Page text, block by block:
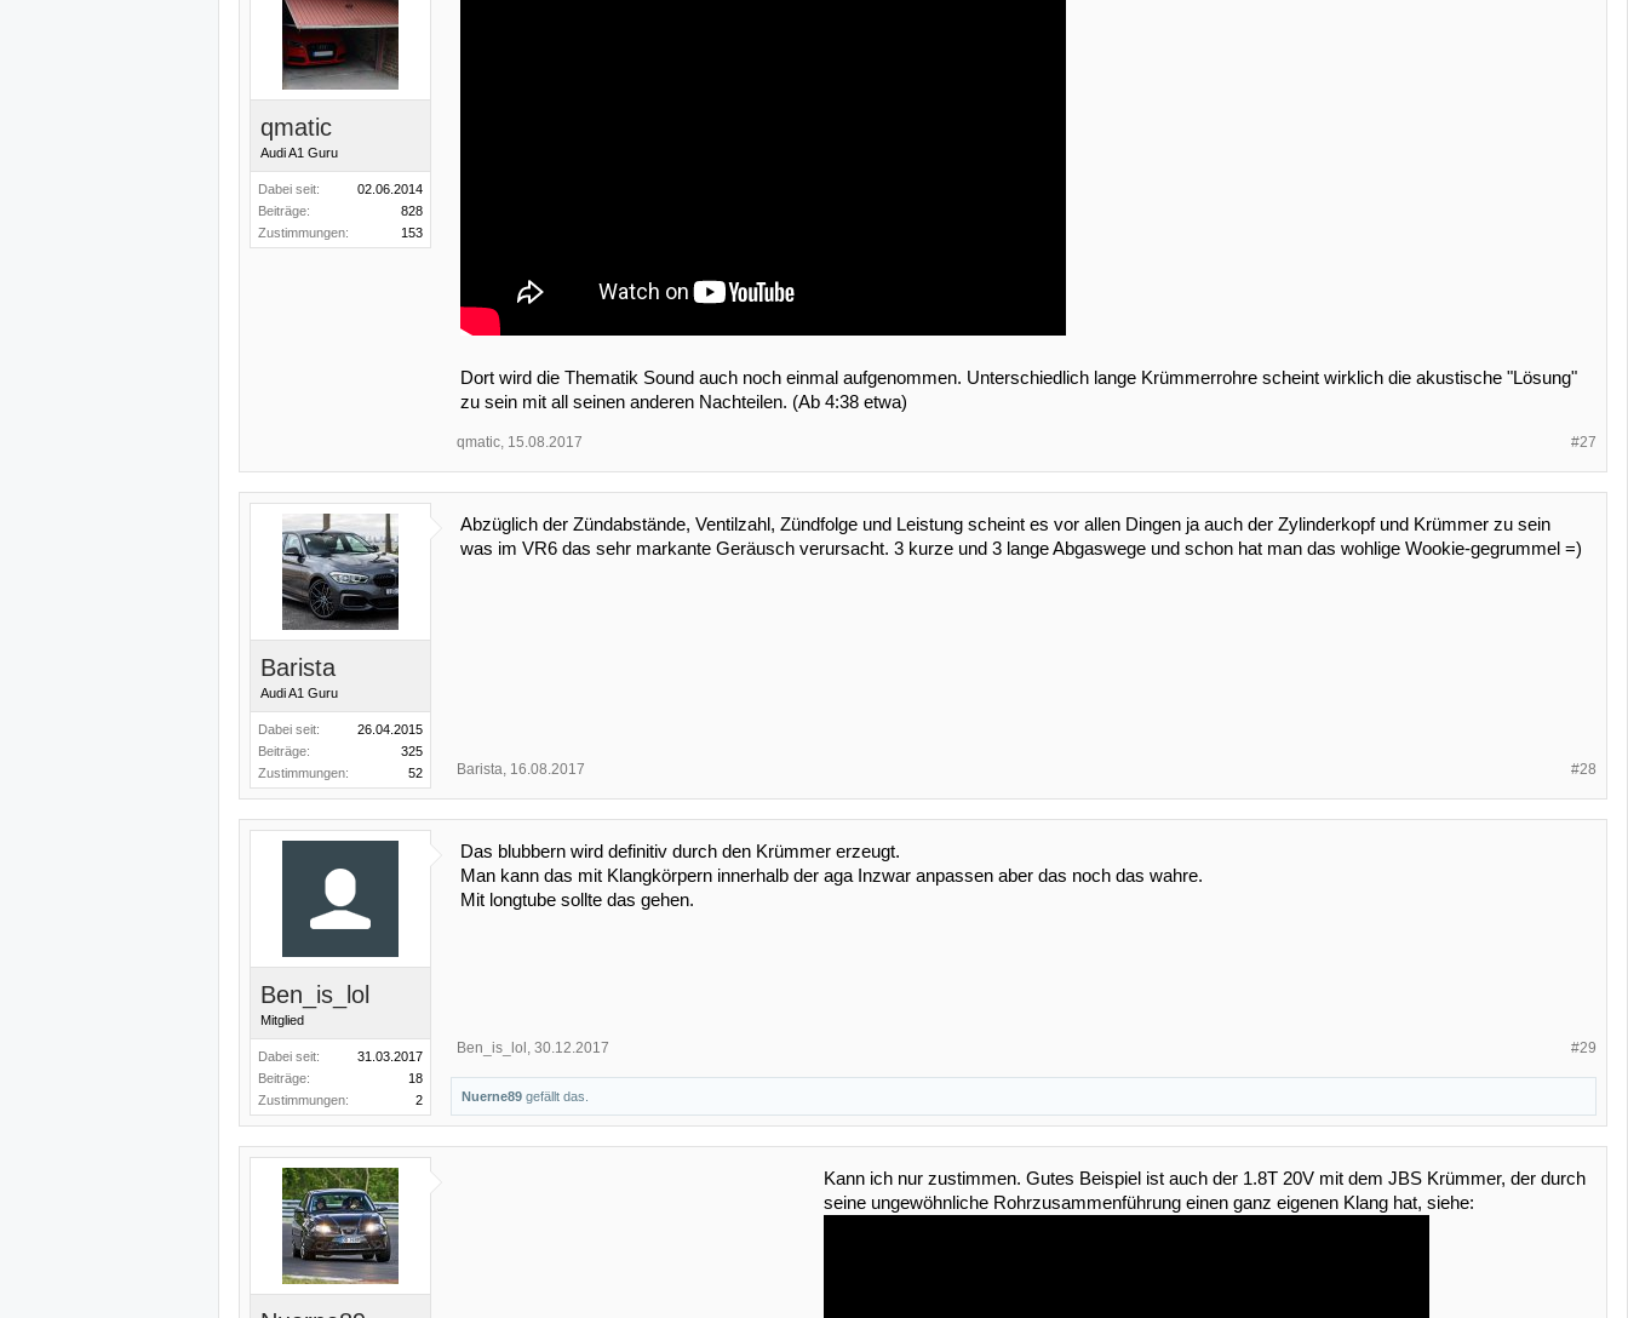
qmatic
Audi A1 Guru
Dabei seit:
02.06.2014
Beiträge:
828
Zustimmungen:
153
Dort wird die Thematik Sound auch noch einmal aufgenommen. Unterschiedlich lange Krümmerrohre scheint wirklich die akustische "Lösung"
zu sein mit all seinen anderen Nachteilen. (Ab 4:38 etwa)
#27
qmatic, 15.08.2017
Barista
Audi A1 Guru
Dabei seit:
26.04.2015
Beiträge:
325
Zustimmungen:
52
Abzüglich der Zündabstände, Ventilzahl, Zündfolge und Leistung scheint es vor allen Dingen ja auch der Zylinderkopf und Krümmer zu sein
was im VR6 das sehr markante Geräusch verursacht. 3 kurze und 3 lange Abgaswege und schon hat man das wohlige Wookie-gegrummel =)
#28
Barista, 16.08.2017
Ben_is_lol
Mitglied
Dabei seit:
31.03.2017
Beiträge:
18
Zustimmungen:
2
Das blubbern wird definitiv durch den Krümmer erzeugt.
Man kann das mit Klangkörpern innerhalb der aga Inzwar anpassen aber das noch das wahre.
Mit longtube sollte das gehen.
#29
Ben_is_lol , 30.12.2017
Nuerne89 gefällt das.
Kann ich nur zustimmen. Gutes Beispiel ist auch der 1.8T 20V mit dem JBS Krümmer, der durch
seine ungewöhnliche Rohrzusammenführung einen ganz eigenen Klang hat, siehe: